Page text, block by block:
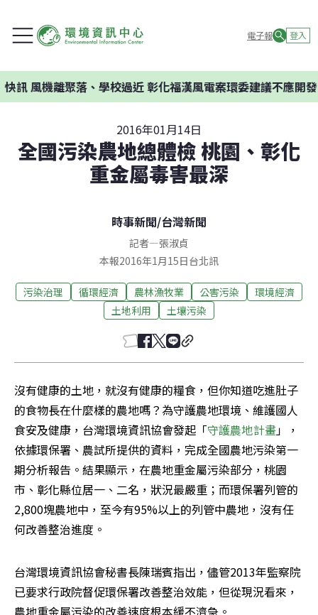
電子報 登入
聚落、學校過近 彰化福漢風電案環委建議不應開發
2016年01月14日
全國污染農地總體檢 桃園、彰化
重金屬毒害最深
時事新聞/台灣新聞
記者—張淑貞
本報2016年1月15日台北訊
污染治理 循環經濟 農林漁牧業 公害污染
環境經濟
土地利用
土壤污染
沒有健康的土地，就沒有健康的糧食，但你知道吃進肚子
的食物長在什麼樣的農地嗎？為守護農地環境、維護國人
食安及健康，台灣環境資訊協會發起「守護農地計畫」，
依據環保署、農試所提供的資料，完成全國農地污染第一
期分析報告。結果顯示，在農地重金屬污染部分，桃園
市、彰化縣位居一、二名，狀況最嚴重；而環保署列管的
2,800塊農地中，至今有95%以上的列管中農地，沒有任
何改善整治進度。
台灣環境資訊協會秘書長陳瑞賓指出，儘管2013年監察院
已要求行政院督促環保署改善整治效能，但從現況看來，
農地重金屬污染的改善速度根本緩不濟急。